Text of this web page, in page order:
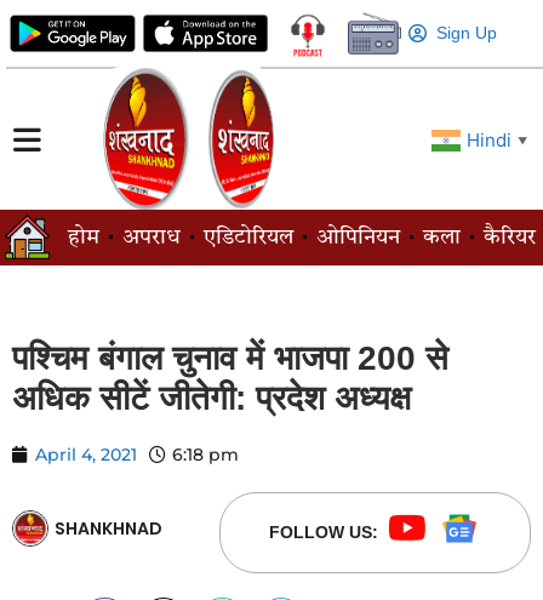
Sign Up
Hindi ▼
होम अपराध एडिटोरियल ओपिनियन कला कैरियर
पश्चिम बंगाल चुनाव में भाजपा 200 से
अधिक सीटें जीतेगी: प्रदेश अध्यक्ष
April 4, 2021 6:18 pm
SHANKHNAD FOLLOW US: